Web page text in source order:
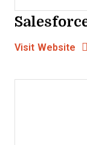
Visit Website